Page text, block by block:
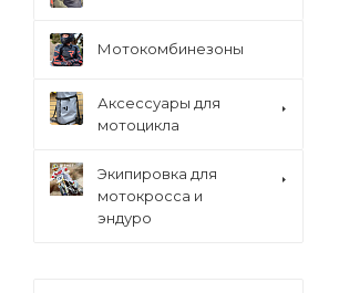
Мотокомбинезоны
Аксессуары для
мотоцикла
Экипировка для
мотокросса и
эндуро